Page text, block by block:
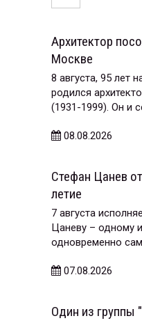
Архитектор
Москве
8 августа, 95 лет
родился
(1931-1999). Он и
08.08.2026
Стефан Цанев
летие
7 августа
Цаневу – одному
одновременно
07.08.2026
Один из группы